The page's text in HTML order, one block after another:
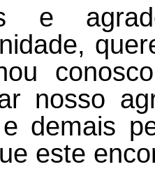
e
nosso
demais
este